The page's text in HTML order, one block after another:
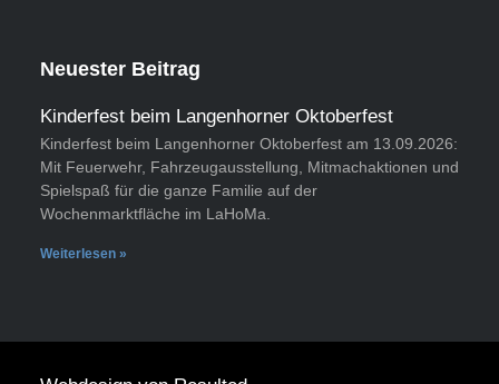
Neuester Beitrag
Kinderfest beim Langenhorner Oktoberfest
Kinderfest beim Langenhorner Oktoberfest am 13.09.2026:
Mit Feuerwehr, Fahrzeugausstellung, Mitmachaktionen und
Spielspaß für die ganze Familie auf der
Wochenmarktfläche im LaHoMa.
Weiterlesen »